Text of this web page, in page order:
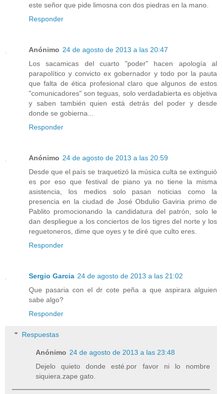
este señor que pide limosna con dos piedras en la mano.
Responder
Anónimo 24 de agosto de 2013 a las 20:47
Los sacamicas del cuarto "poder" hacen apología al
parapolítico y convicto ex gobernador y todo por la pauta
que falta de ética profesional claro que algunos de estos
"comunicadores" son teguas, solo verdadabierta es objetiva
y saben también quien está detrás del poder y desde
donde se gobierna...
Responder
Anónimo 24 de agosto de 2013 a las 20:59
Desde que el país se traquetizó la música culta se extinguió
es por eso que festival de piano ya no tiene la misma
asistencia, los medios solo pasan noticias como la
presencia en la ciudad de José Obdulio Gaviria primo de
Pablito promocionando la candidatura del patrón, solo le
dan despliegue a los conciertos de los tigres del norte y los
reguetoneros, dime que oyes y te diré que culto eres.
Responder
Sergio Garcia 24 de agosto de 2013 a las 21:02
Que pasaria con el dr cote peña a que aspirara alguien
sabe algo?
Responder
Respuestas
Anónimo 24 de agosto de 2013 a las 23:48
Dejelo quieto donde esté.por favor ni lo nombre
siquiera.zape gato.